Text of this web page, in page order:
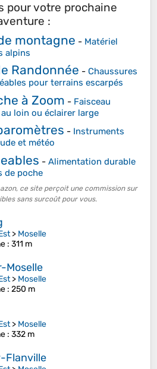
pour votre prochaine
:
montagne - Matériel
alpins
Randonnée - Chaussures
pour terrains escarpés
à Zoom - Faisceau
loin ou éclairer large
- Instruments
et météo
- Alimentation durable
de poche
ce site perçoit une commission sur
sans surcoût pour vous.
> Moselle
: 311 m
Moselle
> Moselle
: 250 m
> Moselle
: 332 m
Flanville